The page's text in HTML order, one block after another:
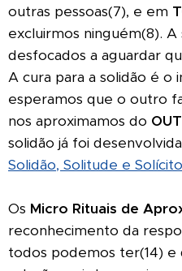
outras pessoas(7), e em
excluirmos ninguém(8).
desfocados a aguardar
A cura para a solidão é o
esperamos que o outro
nos aproximamos do
solidão já foi
Solidão, Solitude e Solícito
Os Micro Rituais de
reconhecimento da
todos podemos ter(14) e